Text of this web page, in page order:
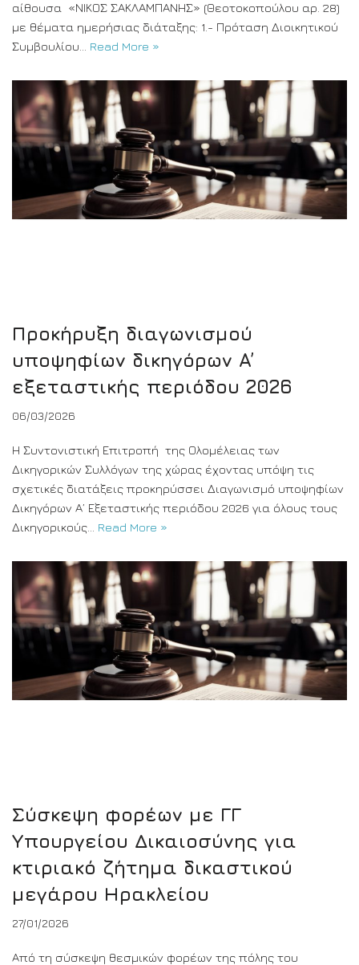
αίθουσα «ΝΙΚΟΣ ΣΑΚΛΑΜΠΑΝΗΣ» (Θεοτοκοπούλου αρ. 28)
με θέματα ημερήσιας διάταξης: 1.- Πρόταση Διοικητικού
Συμβουλίου… Read More »
Προκήρυξη διαγωνισμού
υποψηφίων δικηγόρων A’
εξεταστικής περιόδου 2026
06/03/2026
Η Συντονιστική Επιτροπή της Ολομέλειας των
Δικηγορικών Συλλόγων της χώρας έχοντας υπόψη τις
σχετικές διατάξεις προκηρύσσει Διαγωνισμό υποψηφίων
Δικηγόρων Α’ Εξεταστικής περιόδου 2026 για όλους τους
Δικηγορικούς… Read More »
Σύσκεψη φορέων με ΓΓ
Υπουργείου Δικαιοσύνης για
κτιριακό ζήτημα δικαστικού
μεγάρου Ηρακλείου
27/01/2026
Από τη σύσκεψη θεσμικών φορέων της πόλης του